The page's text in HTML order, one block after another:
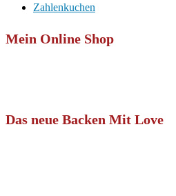
Zahlenkuchen
Mein Online Shop
Das neue Backen Mit Love